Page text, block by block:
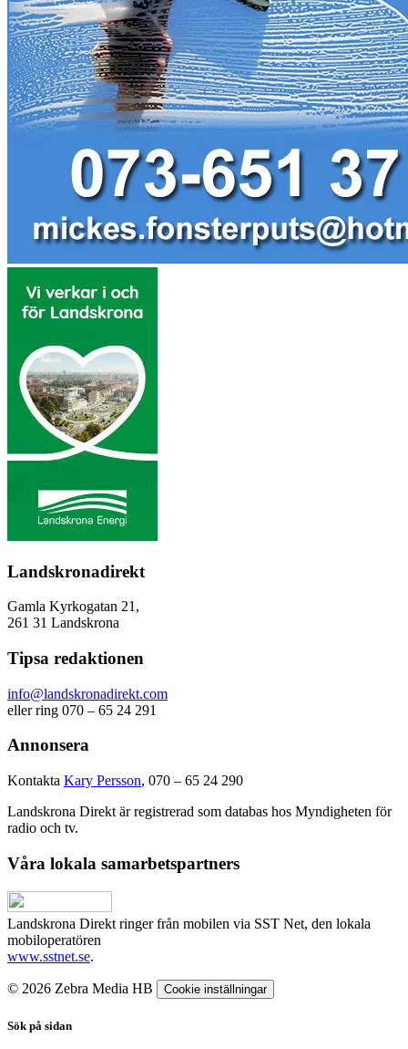
Landskronadirekt
Gamla Kyrkogatan 21,
261 31 Landskrona
Tipsa redaktionen
info@landskronadirekt.com
eller ring 070 – 65 24 291
Annonsera
Kontakta Kary Persson, 070 – 65 24 290
Landskrona Direkt är registrerad som databas hos Myndigheten för
radio och tv.
Våra lokala samarbetspartners
Landskrona Direkt ringer från mobilen via SST Net, den lokala
mobiloperatören
www.sstnet.se.
© 2026 Zebra Media HB Cookie inställningar
Sök på sidan